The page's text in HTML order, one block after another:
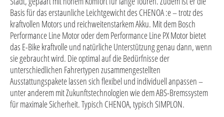
Basis für das erstaunliche Leichtgewicht des CHENOA :e – trotz des
kraftvollen Motors und reichweitenstarkem Akku. Mit dem Bosch
Performance Line Motor oder dem Performance Line PX Motor bietet
das E-Bike kraftvolle und natürliche Unterstützung genau dann, wenn
sie gebraucht wird. Die optimal auf die Bedürfnisse der
unterschiedlichen Fahrertypen zusammengestellten
Ausstattungspakete lassen sich flexibel und individuell anpassen –
unter anderem mit Zukunftstechnologien wie dem ABS-Bremssystem
für maximale Sicherheit. Typisch CHENOA, typisch SIMPLON.